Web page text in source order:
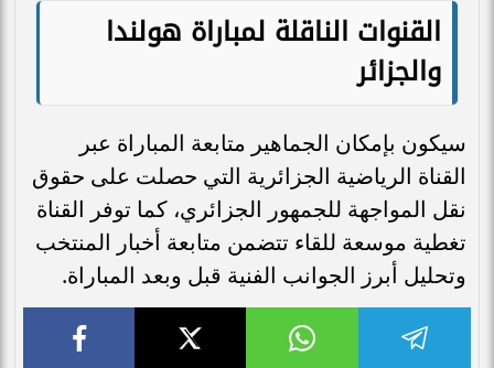
القنوات الناقلة لمباراة هولندا
والجزائر
سيكون بإمكان الجماهير متابعة المباراة عبر
القناة الرياضية الجزائرية التي حصلت على حقوق
نقل المواجهة للجمهور الجزائري، كما توفر القناة
تغطية موسعة للقاء تتضمن متابعة أخبار المنتخب
وتحليل أبرز الجوانب الفنية قبل وبعد المباراة.